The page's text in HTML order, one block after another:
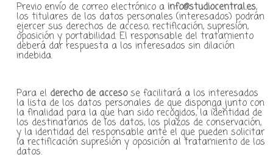
Previo envío de correo electrónico a info@studiocentral.es,
los titulares de los datos personales (interesados) podrán
ejercer sus derechos de acceso, rectificación, supresión,
oposición y portabilidad. El responsable del tratamiento
deberá dar respuesta a los interesados sin dilación
indebida.
Para el derecho de accesose facilitará a los interesados
la lista de los datos personales de que disponga junto con
la finalidad para la que han sido recogidos, la identidad de
los destinatarios de los datos, los plazos de conservación,
y la identidad del responsable ante el que pueden solicitar
la rectificación supresión y oposición al tratamiento de los
datos.